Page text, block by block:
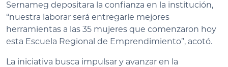
Sernameg depositara la confianza en la institución,
“nuestra laborar será entregarle mejores
herramientas a las 35 mujeres que comenzaron hoy
esta Escuela Regional de Emprendimiento”, acotó.
La iniciativa busca impulsar y avanzar en la